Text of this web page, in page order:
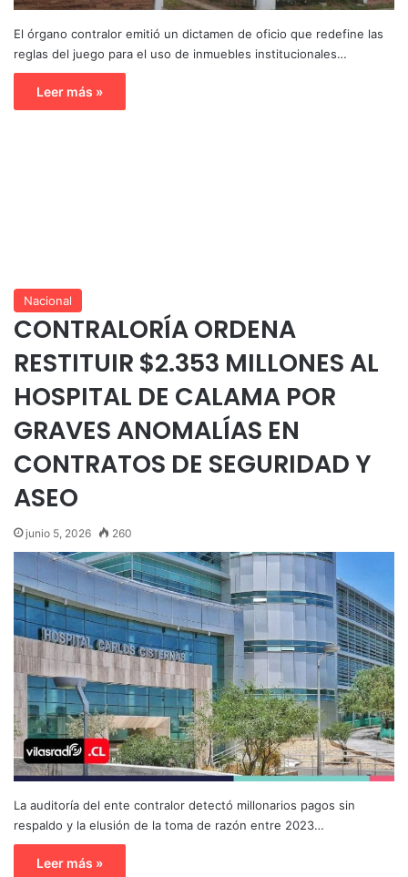
El órgano contralor emitió un dictamen de oficio que redefine las
reglas del juego para el uso de inmuebles institucionales…
Leer más »
Nacional
CONTRALORÍA ORDENA
RESTITUIR $2.353 MILLONES AL
HOSPITAL DE CALAMA POR
GRAVES ANOMALÍAS EN
CONTRATOS DE SEGURIDAD Y
ASEO
junio 5, 2026 260
La auditoría del ente contralor detectó millonarios pagos sin
respaldo y la elusión de la toma de razón entre 2023…
Leer más »